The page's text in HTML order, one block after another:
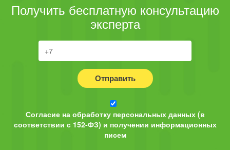
Получить бесплатную консультацию
эксперта
Отправить
Согласие на обработку персональных данных (в
соответствии с 152-ФЗ) и получении информационных
писем